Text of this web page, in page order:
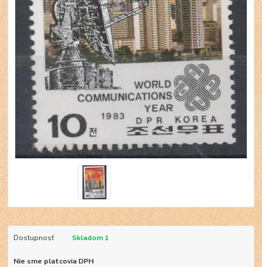
Dostupnosť Skladom 1
Nie sme platcovia DPH